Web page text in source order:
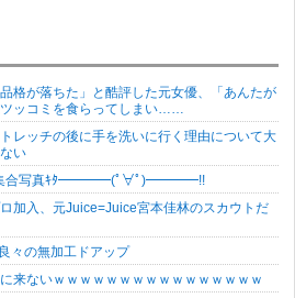
格が落ちた」と酷評した元女優、「あんたが
ッコミを食らってしまい……
レッチの後に手を洗いに行く理由について大
い
集合写真ｷﾀ━━━━(ﾟ∀ﾟ)━━━━!!
加入、元Juice=Juice宮本佳林のスカウトだ
々の無加工ドアップ
来ないｗｗｗｗｗｗｗｗｗｗｗｗｗｗｗｗ